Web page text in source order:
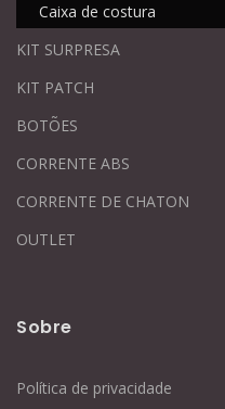
Caixa de costura
KIT SURPRESA
KIT PATCH
BOTÕES
CORRENTE ABS
CORRENTE DE CHATON
OUTLET
Sobre
Política de privacidade